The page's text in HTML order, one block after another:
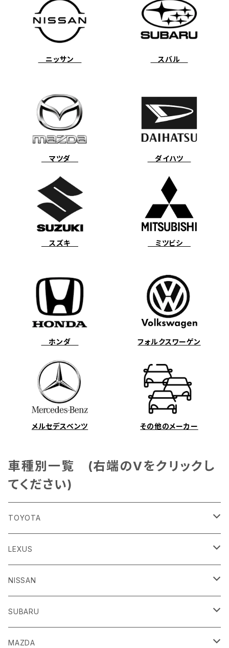
ニッサン スバル
マツダ ダイハツ
スズキ ミツビシ
ホンダ フォルクスワーゲン
メルセデスベンツ その他のメーカー
車種別一覧 (右端のVをクリックし
てください)
TOYOTA
86
H24/4～R3/8 ZN6
GR86
R3/10～ ZN8
ｂＢ
H17/12～H28/8 20系
ｂZ４X
LEXUS
ＣＴ
H23/1～R4/11
ＥＳ
H30/10～
ＧＳ
NISSAN
ＡＤ
H18/12～ Y12
ＧＴ－Ｒ
SUBARU
ＢＲＺ
MAZDA